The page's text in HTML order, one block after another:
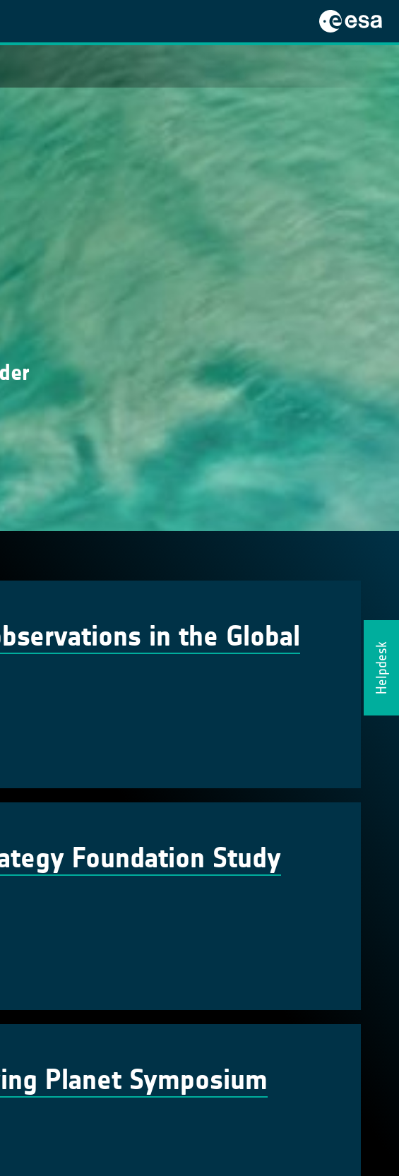
Helpdesk
in the Global
Foundation Study
Planet Symposium